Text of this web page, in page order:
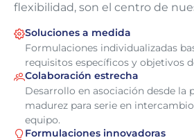
flexibilidad, son el centro de
Soluciones a medida
Formulaciones individualizadas
requisitos específicos y objetivos
Colaboración estrecha
Desarrollo en asociación desde la
madurez para serie en
equipo.
Formulaciones innovadoras